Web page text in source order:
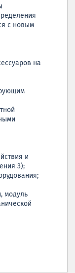
с новым
на
и
3);
модуль